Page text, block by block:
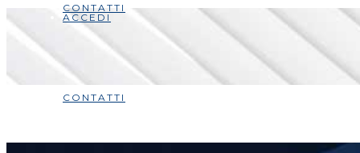
CONTATTI
ACCEDI
CONTATTI